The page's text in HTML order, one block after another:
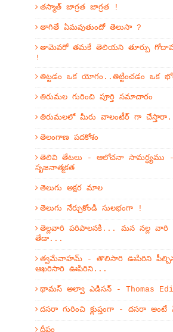
తస్మాత్ జాగ్రత జాగ్రత !
తాగితే ఏమవుతుందో తెలుసా ?
తామెవరో తమకే తెలియని తూర్పు గోదావరి
!
తిట్టడం ఒక యోగం..తిట్టించడం ఒక
తిరుమల గురించి పూర్తి సమాచారం
తిరుమలలో మీరు వాలంటీర్ గా
తెలంగాణ పదకోశం
తెలివి తేటలు - ఆలోచనా సామర్ధ్యము -
సృజనాత్మకత
తెలుగు అక్షర మాల
తెలుగు నేర్చుకోండి సులభంగా !
తెల్లవారి పరిపాలనకి... మన నల్ల వారి
తేడా...
త్వమేవాహమ్‌ - తొలిసారి ఊపిరిని పీల్చిన
ఆఖరిసారి ఊపిరిని...
థామస్ అల్వా ఎడిసన్ - Thomas
దసరా గురించి క్లుప్తంగా - దసరా
దీపం